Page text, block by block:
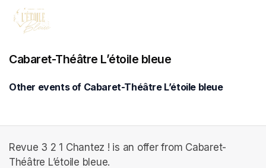
Cabaret-Théâtre L’étoile bleue
Other events of Cabaret-Théâtre L’étoile bleue
Revue 3 2 1 Chantez ! is an offer from Cabaret-
Théâtre L’étoile bleue.